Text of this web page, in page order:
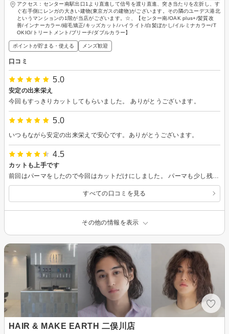
アクセス：センター南駅出口1より直進して信号を渡り直進、突き当たりを左折し、す
ぐ右手側にレンガの大きい建物(東京ガスの建物)がございます。その隣のユーデス港北
というマンションの1階が当店がございます。☆、【センター南/OAK plus+/髪質改
善/インナーカラー/縮毛矯正/キッズカット/ハイライト/白髪ぼかし/イルミナカラー/T
OKIO/トリートメント/ブリーチ/ダブルカラー】
ポイントが貯まる・使える メンズ歓迎
口コミ
5.0
安定の出来栄え
今回もすっきりカットしてもらいました。 ありがとうございます。
5.0
いつもながら安定の出来栄えで安心です。ありがとうございます。
4.5
カットも上手です
前回はパーマをしたので今回はカットだけにしました。 パーマも少し残っていたのと暖かくなってきたので髪型をすっきりしたかったのでカットだけにしました。 頭の形が良くないけれどカットは希望通りの仕上がりにしてもらえました。
すべての口コミを見る
その他の情報を表示
HAIR & MAKE EARTH 二俣川店